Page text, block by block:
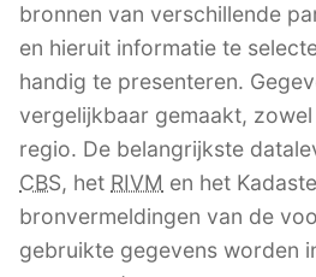
bronnen van verschillende
en hieruit informatie te
handig te presenteren.
vergelijkbaar gemaakt,
regio. De belangrijkste
CBS, het RIVM en het
bronvermeldingen van de
gebruikte gegevens worden